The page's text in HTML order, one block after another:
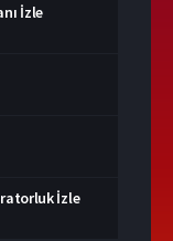
İzle
İzle